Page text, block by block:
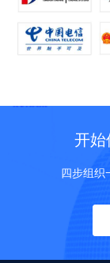
开始
四步组织